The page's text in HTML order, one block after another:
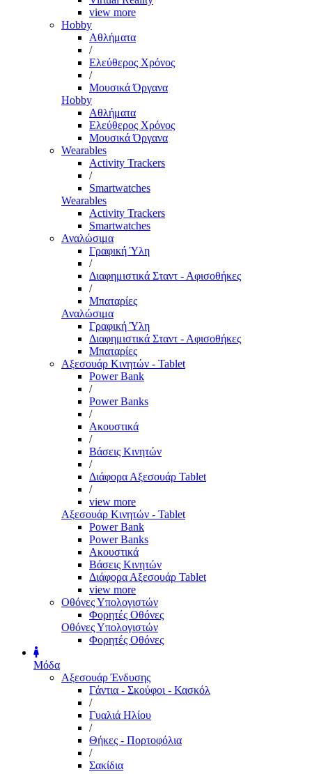
view more
Hobby
Αθλήματα
/
Ελεύθερος Χρόνος
/
Μουσικά Όργανα
Hobby
Αθλήματα
Ελεύθερος Χρόνος
Μουσικά Όργανα
Wearables
Activity Trackers
/
Smartwatches
Wearables
Activity Trackers
Smartwatches
Αναλώσιμα
Γραφική Ύλη
/
Διαφημιστικά Σταντ - Αφισοθήκες
/
Μπαταρίες
Αναλώσιμα
Γραφική Ύλη
Διαφημιστικά Σταντ - Αφισοθήκες
Μπαταρίες
Αξεσουάρ Κινητών - Tablet
Power Bank
/
Power Banks
/
Ακουστικά
/
Βάσεις Κινητών
/
Διάφορα Αξεσουάρ Tablet
/
view more
Αξεσουάρ Κινητών - Tablet
Power Bank
Power Banks
Ακουστικά
Βάσεις Κινητών
Διάφορα Αξεσουάρ Tablet
view more
Οθόνες Υπολογιστών
Φορητές Οθόνες
Οθόνες Υπολογιστών
Φορητές Οθόνες
Μόδα
Αξεσουάρ Ένδυσης
Γάντια - Σκούφοι - Κασκόλ
/
Γυαλιά Ηλίου
/
Θήκες - Πορτοφόλια
/
Σακίδια